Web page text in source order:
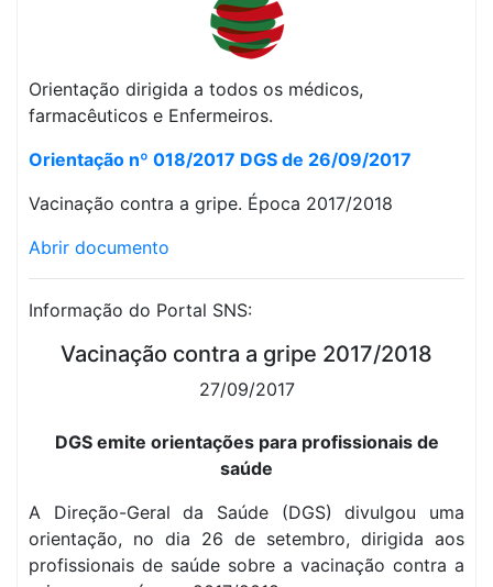
Orientação dirigida a todos os médicos,
farmacêuticos e Enfermeiros.
Orientação nº 018/2017 DGS de 26/09/2017
Vacinação contra a gripe. Época 2017/2018
Abrir documento
Informação do Portal SNS:
Vacinação contra a gripe 2017/2018
27/09/2017
DGS emite orientações para profissionais de
saúde
A Direção-Geral da Saúde (DGS) divulgou uma
orientação, no dia 26 de setembro, dirigida aos
profissionais de saúde sobre a vacinação contra a